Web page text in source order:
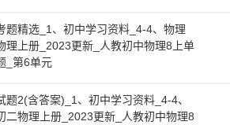
题精选_1、初中学习资料_4-4、物理
理上册_2023更新_人教初中物理8上单
_第6单元
题2(含答案)_1、初中学习资料_4-4、
二物理上册_2023更新_人教初中物理8